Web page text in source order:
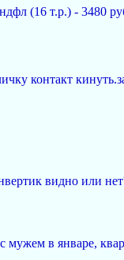
(16 т.р.) - 3480
контакт
видно или
мужем в январе,